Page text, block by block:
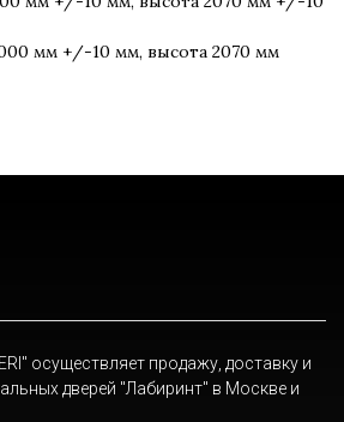
мм +/-10 мм, высота 2070 мм
осуществляет продажу, доставку и
дверей "Лабиринт" в Москве и